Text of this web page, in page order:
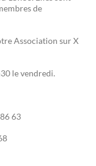
de
Association sur X
le vendredi.
63